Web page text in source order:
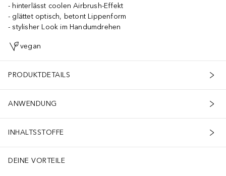
hinterlässt coolen Airbrush-Effekt
glättet optisch, betont Lippenform
stylisher Look im Handumdrehen
vegan
PRODUKTDETAILS
ANWENDUNG
INHALTSSTOFFE
DEINE VORTEILE